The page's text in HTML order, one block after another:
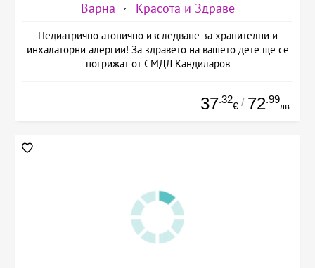
Варна Красота и Здраве
Педиатрично атопично изследване за хранителни и
инхалаторни алергии! За здравето на вашето дете ще се
погрижат от СМДЛ Кандиларов
37.32
€ / 72.99
лв.